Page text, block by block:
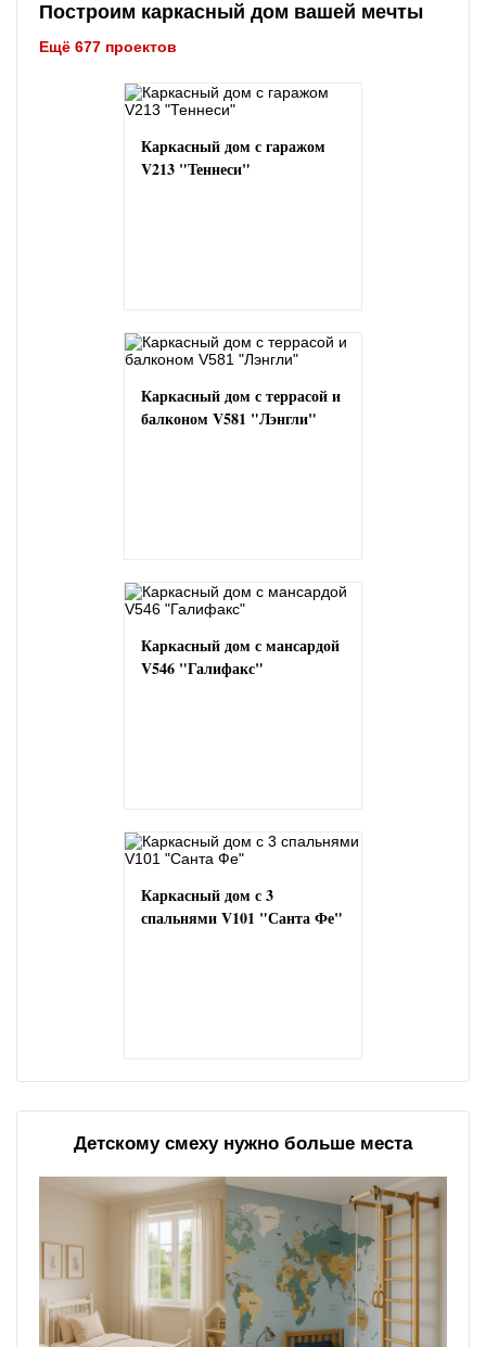
Построим каркасный дом вашей мечты
Ещё 677 проектов
Каркасный дом с гаражом
V213 "Теннеси"
Каркасный дом с террасой и
балконом V581 "Лэнгли"
Каркасный дом с мансардой
V546 "Галифакс"
Каркасный дом с 3
спальнями V101 "Санта Фе"
Детскому смеху нужно больше места